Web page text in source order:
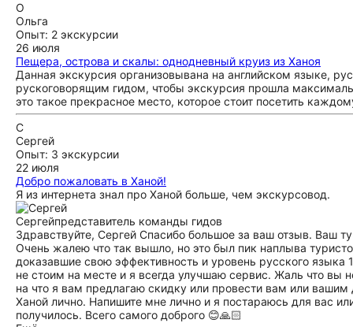
О
Ольга
Опыт: 2 экскурсии
26 июля
Пещера, острова и скалы: однодневный круиз из Ханоя
Данная экскурсия организовывана на английском языке,
рускоговорящим гидом, чтобы экскурсия прошла
это такое прекрасное место, которое стоит посетить
С
Сергей
Опыт: 3 экскурсии
22 июля
Добро пожаловать в Ханой!
Я из интернета знал про Ханой больше, чем экскурсовод.
Сергейпредставитель команды гидов
Здравствуйте, Сергей Спасибо большое за ваш отзыв. Ваш
Очень жалею что так вышло, но это был пик наплыва
доказавшие свою эффективность и уровень русского
не стоим на месте и я всегда улучшаю сервис. Жаль что вы
на что я вам предлагаю скидку или провести вам или
Ханой лично. Напишите мне лично и я постараюсь для вас
получилось. Всего самого доброго 😊🙏🏻